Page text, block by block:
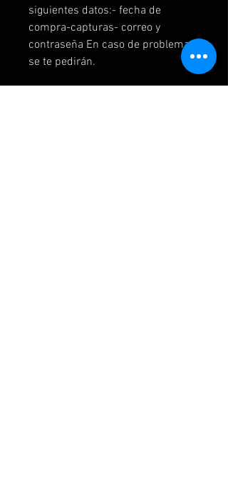
siguientes datos:- fecha de
compra-capturas- correo y
contraseña En caso de problemas
se te pedirán.